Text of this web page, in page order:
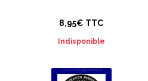
8,95€ TTC
Indisponible